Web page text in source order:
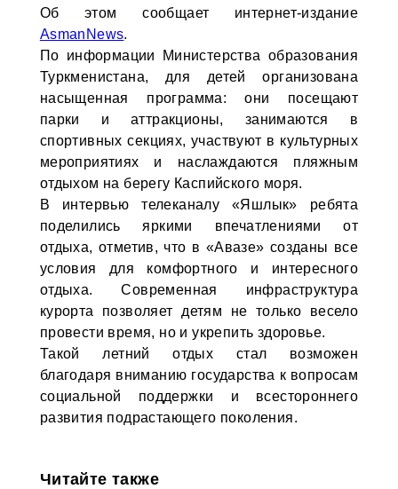
Об этом сообщает интернет-издание
AsmanNews.
По информации Министерства образования
Туркменистана, для детей организована
насыщенная программа: они посещают
парки и аттракционы, занимаются в
спортивных секциях, участвуют в культурных
мероприятиях и наслаждаются пляжным
отдыхом на берегу Каспийского моря.
В интервью телеканалу «Яшлык» ребята
поделились яркими впечатлениями от
отдыха, отметив, что в «Авазе» созданы все
условия для комфортного и интересного
отдыха. Современная инфраструктура
курорта позволяет детям не только весело
провести время, но и укрепить здоровье.
Такой летний отдых стал возможен
благодаря вниманию государства к вопросам
социальной поддержки и всестороннего
развития подрастающего поколения.
Читайте также